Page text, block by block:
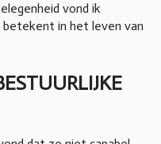
vond ik
in het leven van